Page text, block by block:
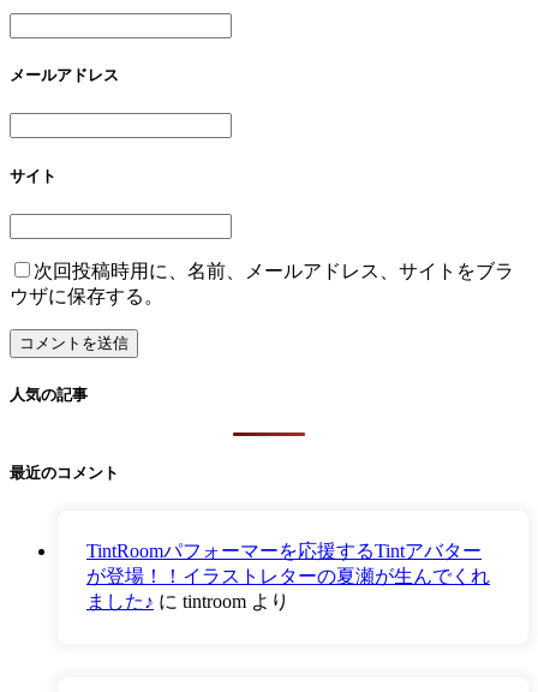
メールアドレス
サイト
次回投稿時用に、名前、メールアドレス、サイトをブラ
ウザに保存する。
人気の記事
最近のコメント
TintRoomパフォーマーを応援するTintアバター
が登場！！イラストレターの夏瀬が生んでくれ
ました♪ に tintroom より